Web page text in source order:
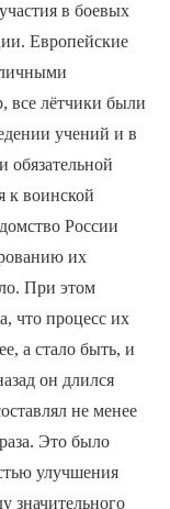
в боевых
Европейские
все лётчики были
учений и в
обязательной
к воинской
России
их
При этом
что процесс их
а стало быть, и
он длился
не менее
Это было
улучшения
значительного